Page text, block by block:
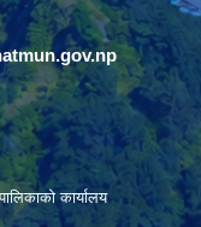
कार्यालय